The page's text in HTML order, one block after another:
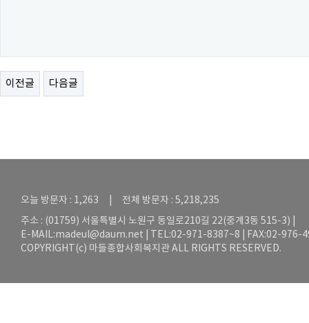
이전글 다음글
오늘 방문자 : 1,263 | 전체 방문자 : 5,218,235
주소 : (01759) 서울특별시 노원구 동일로210길 22(중계3동 515-3) |
E-MAIL:madeul@daum.net | TEL:02-971-8387~8 | FAX:02-976-
COPYRIGHT(c) 마들종합사회복지관 ALL RIGHTS RESERVED.